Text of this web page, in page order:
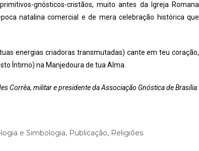
gnósticos-cristãos, muito antes da Igreja Romana
natalina comercial e de mera celebração histórica que
energias criadoras transmutadas) cante em teu coração,
Íntimo) na Manjedoura de tua Alma.
Corrêa, militar e presidente da Associação Gnóstica de Brasília.
e Simbologia, Publicação, Religiões